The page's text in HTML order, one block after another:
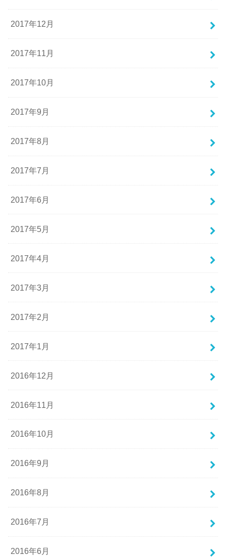
2017年12月
2017年11月
2017年10月
2017年9月
2017年8月
2017年7月
2017年6月
2017年5月
2017年4月
2017年3月
2017年2月
2017年1月
2016年12月
2016年11月
2016年10月
2016年9月
2016年8月
2016年7月
2016年6月